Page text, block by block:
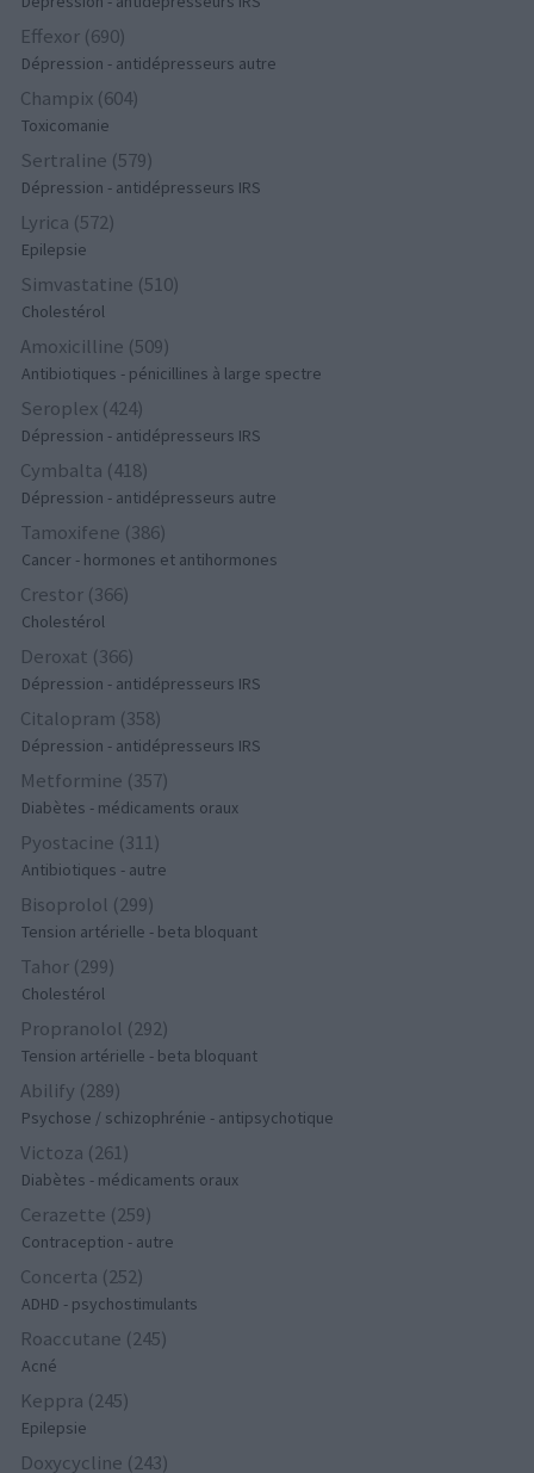
Effexor (690)
Dépression - antidépresseurs autre
Champix (604)
Toxicomanie
Sertraline (579)
Dépression - antidépresseurs IRS
Lyrica (572)
Epilepsie
Simvastatine (510)
Cholestérol
Amoxicilline (509)
Antibiotiques - pénicillines à large spectre
Seroplex (424)
Dépression - antidépresseurs IRS
Cymbalta (418)
Dépression - antidépresseurs autre
Tamoxifene (386)
Cancer - hormones et antihormones
Crestor (366)
Cholestérol
Deroxat (366)
Dépression - antidépresseurs IRS
Citalopram (358)
Dépression - antidépresseurs IRS
Metformine (357)
Diabètes - médicaments oraux
Pyostacine (311)
Antibiotiques - autre
Bisoprolol (299)
Tension artérielle - beta bloquant
Tahor (299)
Cholestérol
Propranolol (292)
Tension artérielle - beta bloquant
Abilify (289)
Psychose / schizophrénie - antipsychotique
Victoza (261)
Diabètes - médicaments oraux
Cerazette (259)
Contraception - autre
Concerta (252)
ADHD - psychostimulants
Roaccutane (245)
Acné
Keppra (245)
Epilepsie
Doxycycline (243)